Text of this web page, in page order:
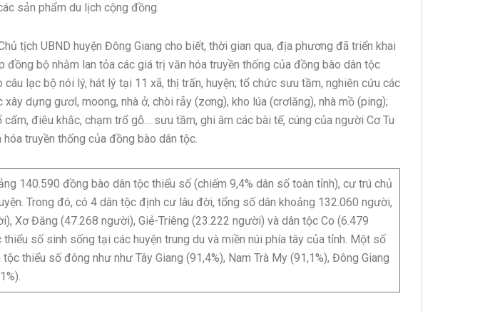
sản phẩm du lịch cộng đồng.
tịch UBND huyện Đông Giang cho biết, thời gian qua, địa phương đã triển khai
đồng bộ nhằm lan tỏa các giá trị văn hóa truyền thống của đồng bào dân tộc
câu lạc bộ nói lý, hát lý tại 11 xã, thị trấn, huyện; tổ chức sưu tầm, nghiên cứu các
xây dựng gươl, moong, nhà ở, chòi rẫy (zơng), kho lúa (crơlăng), nhà mồ (ping);
cẩm, điêu khắc, chạm trổ gỗ… sưu tầm, ghi âm các bài tế, cúng của người Cơ Tu
truyền thống của đồng bào dân tộc.
140.590 đồng bào dân tộc thiểu số (chiếm 9,4% dân số toàn tỉnh), cư trú chủ
Trong đó, có 4 dân tộc định cư lâu đời, tổng số dân khoảng 132.060 người,
Xơ Đăng (47.268 người), Giẻ-Triêng (23.222 người) và dân tộc Co (6.479
số sinh sống tại các huyện trung du và miền núi phía tây của tỉnh. Một số
thiểu số đông như như Tây Giang (91,4%), Nam Trà My (91,1%), Đông Giang